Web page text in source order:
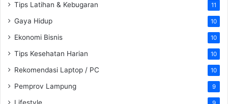
Tips Latihan & Kebugaran 11
Gaya Hidup 10
Ekonomi Bisnis 10
Tips Kesehatan Harian 10
Rekomendasi Laptop / PC 10
Pemprov Lampung 9